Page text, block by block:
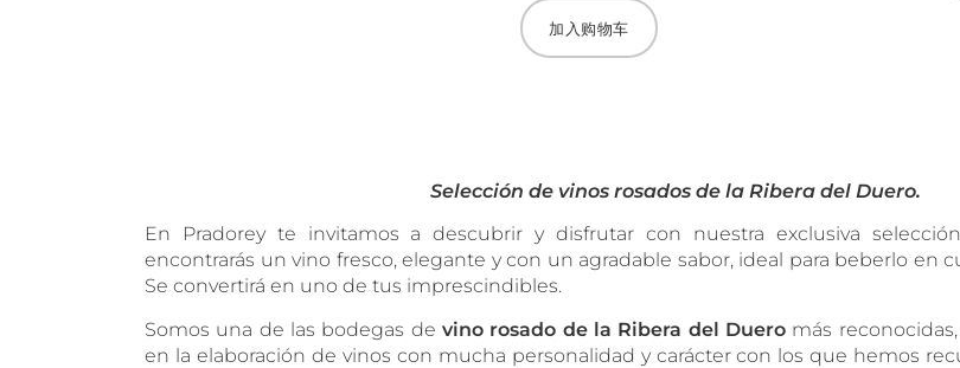
加入购物车
Selección de vinos rosados de la Ribera del Duero.
En Pradorey te invitamos a descubrir y disfrutar con nuestra exclusiva
encontrarás un vino fresco, elegante y con un agradable sabor, ideal para beberlo en
Se convertirá en uno de tus imprescindibles.
Somos una de las bodegas de vino rosado de la Ribera del Duero más
en la elaboración de vinos con mucha personalidad y carácter con los que hemos